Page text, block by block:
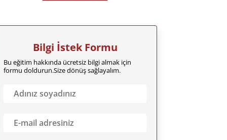
Bilgi İstek Formu
Bu eğitim hakkında ücretsiz bilgi almak için
formu doldurun.Size dönüş sağlayalım.